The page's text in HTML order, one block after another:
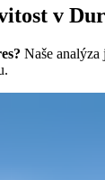
v
Naše